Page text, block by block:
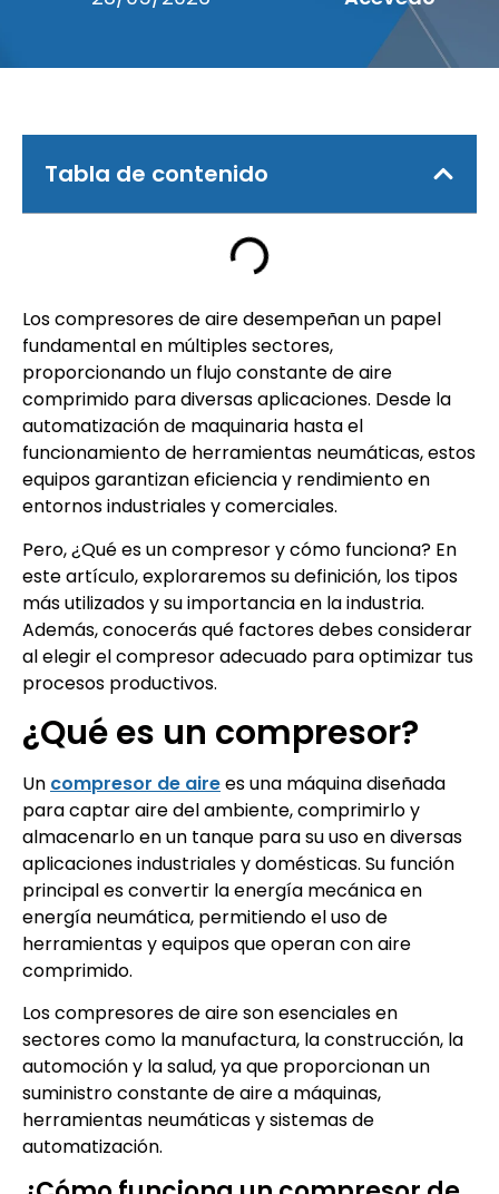
Tabla de contenido
Los compresores de aire desempeñan un papel
fundamental en múltiples sectores,
proporcionando un flujo constante de aire
comprimido para diversas aplicaciones. Desde la
automatización de maquinaria hasta el
funcionamiento de herramientas neumáticas, estos
equipos garantizan eficiencia y rendimiento en
entornos industriales y comerciales.
Pero, ¿Qué es un compresor y cómo funciona? En
este artículo, exploraremos su definición, los tipos
más utilizados y su importancia en la industria.
Además, conocerás qué factores debes considerar
al elegir el compresor adecuado para optimizar tus
procesos productivos.
¿Qué es un compresor?
Un compresor de airees una máquina diseñada
para captar aire del ambiente, comprimirlo y
almacenarlo en un tanque para su uso en diversas
aplicaciones industriales y domésticas. Su función
principal es convertir la energía mecánica en
energía neumática, permitiendo el uso de
herramientas y equipos que operan con aire
comprimido.
Los compresores de aire son esenciales en
sectores como la manufactura, la construcción, la
automoción y la salud, ya que proporcionan un
suministro constante de aire a máquinas,
herramientas neumáticas y sistemas de
automatización.